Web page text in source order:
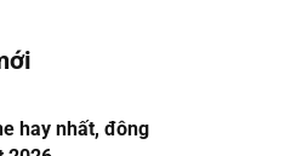
hay nhất, đông